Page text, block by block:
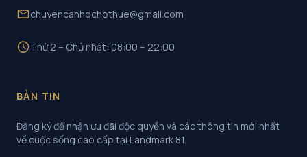
mailchuyencanhochothue@gmail.com
scheduleThứ 2 – Chủ nhật: 08:00 – 22:00
BẢN TIN
Đăng ký để nhận ưu đãi độc quyền và các thông tin mới nhất
về cuộc sống cao cấp tại Landmark 81.